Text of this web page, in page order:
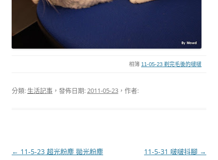
相簿 11-05-23 剃完毛後的啵啵
分類: 生活記事 ，發佈日期:2011-05-23 ，作者:
文
← 11-5-23 超光粉塵 拋光粉塵
11-5-31 啵啵抖腳 →